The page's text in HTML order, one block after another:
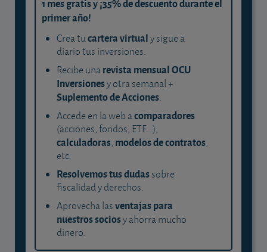
1 mes gratis y ¡35% de descuento durante el
primer año!
Crea tucartera virtualy sigue a
diario tus inversiones.
Recibe unarevista mensual OCU
Inversionesy otra semanal +
Suplemento de Acciones.
Accede en la web acomparadores
(acciones, fondos, ETF...),
calculadoras, modelos de contratos,
etc.
Resolvemos tus dudassobre
fiscalidad y derechos.
Aprovecha lasventajas para
nuestros sociosy ahorra mucho
dinero.